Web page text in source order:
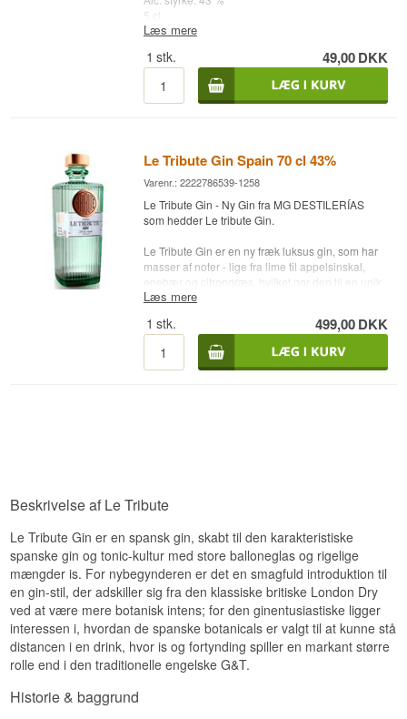
5 cl.
Læs mere
1 stk. 49,00DKK
Le Tribute Gin Spain 70 cl 43%
Varenr.: 2222786539-1258
Le Tribute Gin - Ny Gin fra MG DESTILERÍAS
som hedder Le tribute Gin.
Le Tribute Gin er en ny fræk luksus gin, som har
masser af noter - lige fra lime til appelsinskal,
enebær og citrongræs, hvilket gør den til en unik
og behagelig oplevelse. Den er frisk, men tør
parfumeflakon i Art Deco stilen. Alt i alt en utrolig
stilren og imødekommende gin, som smager af
sol og sommer, nyd din Le Tribute Gin med
vennerne.
• 70 cl.
• Anbefalet Tonicvand: 1724 Tonic Vand
• Anbefalet Garnish: Appelsinskal
• Andet:
Læs mere
1 stk. 499,00DKK
Beskrivelse af Le Tribute
Le Tribute Gin er en spansk gin, skabt til den karakteristiske
spanske gin og tonic-kultur med store balloneglas og rigelige
mængder is. For nybegynderen er det en smagfuld introduktion til
en gin-stil, der adskiller sig fra den klassiske britiske London Dry
ved at være mere botanisk intens; for den ginentusiastiske ligger
interessen i, hvordan de spanske botanicals er valgt til at kunne stå
distancen i en drink, hvor is og fortynding spiller en markant større
rolle end i den traditionelle engelske G&T.
Historie & baggrund